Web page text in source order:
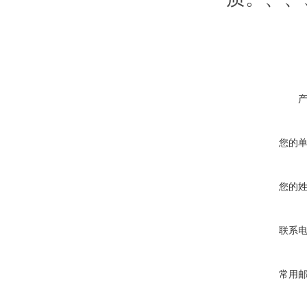
您的
您的
联系
常用